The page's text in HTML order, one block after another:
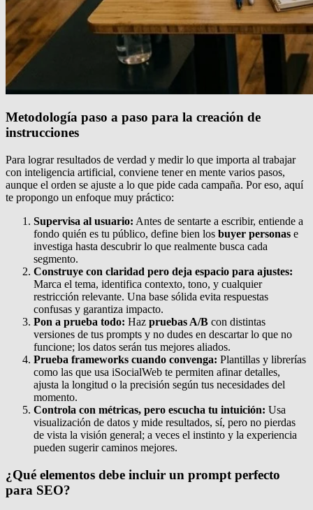
Metodología paso a paso para la creación de
instrucciones
Para lograr resultados de verdad y medir lo que importa al trabajar
con inteligencia artificial, conviene tener en mente varios pasos,
aunque el orden se ajuste a lo que pide cada campaña. Por eso, aquí
te propongo un enfoque muy práctico:
Supervisa al usuario: Antes de sentarte a escribir, entiende a
fondo quién es tu público, define bien los buyer personas e
investiga hasta descubrir lo que realmente busca cada
segmento.
Construye con claridad pero deja espacio para ajustes:
Marca el tema, identifica contexto, tono, y cualquier
restricción relevante. Una base sólida evita respuestas
confusas y garantiza impacto.
Pon a prueba todo: Haz pruebas A/B con distintas
versiones de tus prompts y no dudes en descartar lo que no
funcione; los datos serán tus mejores aliados.
Prueba frameworks cuando convenga: Plantillas y librerías
como las que usa iSocialWeb te permiten afinar detalles,
ajusta la longitud o la precisión según tus necesidades del
momento.
Controla con métricas, pero escucha tu intuición: Usa
visualización de datos y mide resultados, sí, pero no pierdas
de vista la visión general; a veces el instinto y la experiencia
pueden sugerir caminos mejores.
¿Qué elementos debe incluir un prompt perfecto
para SEO?